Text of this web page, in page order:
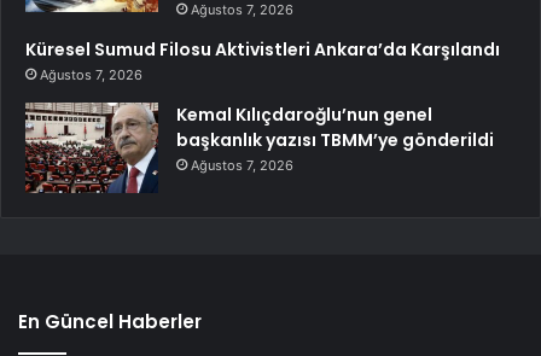
Ağustos 7, 2026
Küresel Sumud Filosu Aktivistleri Ankara’da Karşılandı
Ağustos 7, 2026
Kemal Kılıçdaroğlu’nun genel
başkanlık yazısı TBMM’ye gönderildi
Ağustos 7, 2026
En Güncel Haberler